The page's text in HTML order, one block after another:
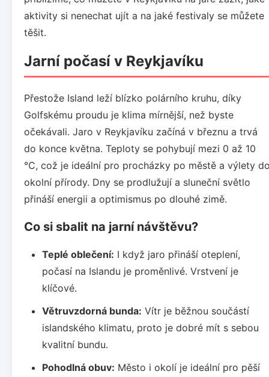
aktivity si nenechat ujít a na jaké festivaly se můžete
těšit.
Jarní počasí v Reykjavíku
Přestože Island leží blízko polárního kruhu, díky
Golfskému proudu je klima mírnější, než byste
očekávali. Jaro v Reykjavíku začíná v březnu a trvá
do konce května. Teploty se pohybují mezi 0 až 10
°C, což je ideální pro procházky po městě a výlety
okolní přírody. Dny se prodlužují a sluneční světlo
přináší energii a optimismus po dlouhé zimě.
Co si sbalit na jarní návštěvu?
Teplé oblečení: I když jaro přináší oteplení,
počasí na Islandu je proměnlivé. Vrstvení je
klíčové.
Větruvzdorná bunda: Vítr je běžnou součástí
islandského klimatu, proto je dobré mít s sebou
kvalitní bundu.
Pohodlná obuv: Město i okolí je ideální pro pěší